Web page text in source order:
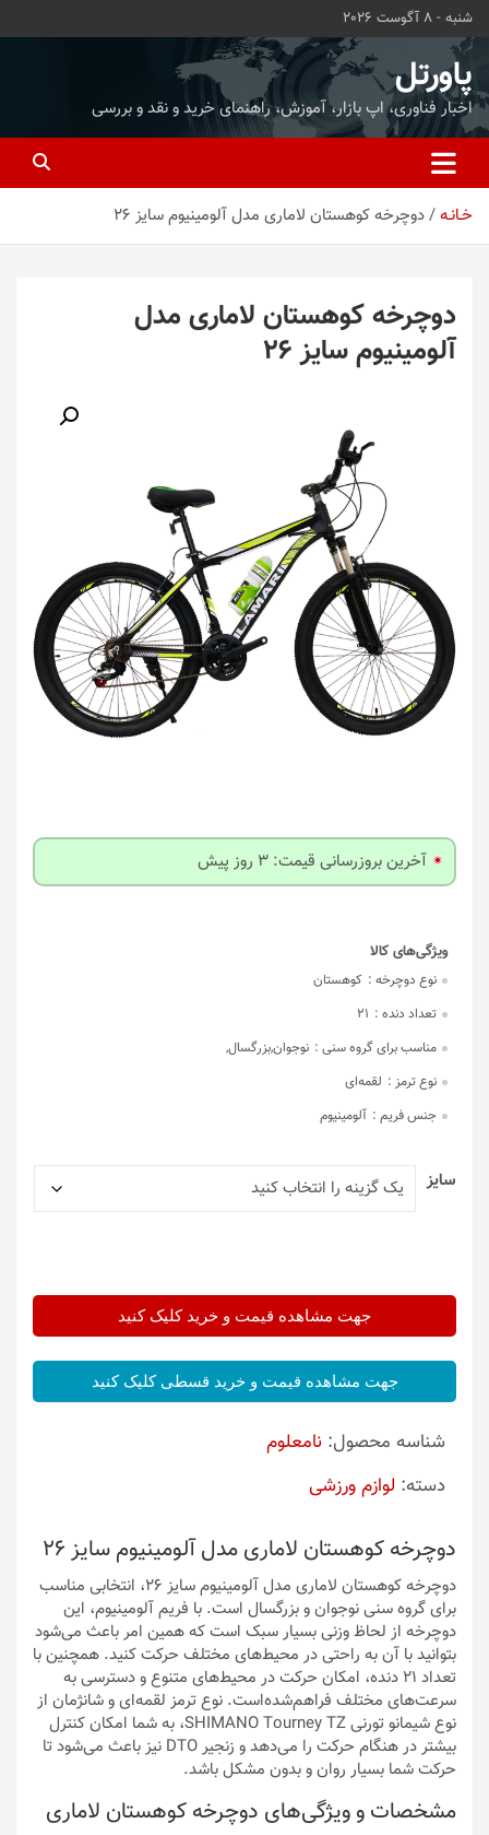
محتوا
بروید
شنبه - 8 آگوست 2026
پاورتل
اخبار فناوری، اپ بازار، آموزش، راهنمای خرید و نقد و بررسی
خـانـه دوچرخه کوهستان لاماری مدل آلومینیوم سایز 26
دوچرخه کوهستان لاماری مدل
آلومینیوم سایز 26
آخرین بروزرسانی قیمت: 3 روز پیش
نوع دوچرخه : کوهستان
تعداد دنده : 21
مناسب برای گروه سنی : نوجوان,بزرگسال,
نوع ترمز : لقمه‌ای
جنس فریم : آلومینیوم
سایز
جهت مشاهده قیمت و خرید کلیک کنید
جهت مشاهده قیمت و خرید قسطی کلیک کنید
شناسه محصول: نامعلوم
دسته: لوازم ورزشی
دوچرخه کوهستان لاماری مدل آلومینیوم سایز 26
دوچرخه کوهستان لاماری مدل آلومینیوم سایز 26، انتخابی مناسب
برای گروه سنی نوجوان و بزرگسال است. با فریم آلومینیوم، این
دوچرخه از لحاظ وزنی بسیار سبک است که همین امر باعث می‌شود
بتوانید با آن به راحتی در محیط‌های مختلف حرکت کنید. همچنین با
تعداد ۲۱ دنده، امکان حرکت در محیط‌های متنوع و دسترسی به
سرعت‌های مختلف فراهم‌شده‌است. نوع ترمز لقمه‌ای و شانژمان از
نوع شیمانو تورنی SHIMANO Tourney TZ، به شما امکان کنترل
بیشتر در هنگام حرکت را می‌دهد و زنجیر DTO نیز باعث می‌شود تا
حرکت شما بسیار روان و بدون مشکل باشد.
مشخصات و ویژگی‌های دوچرخه کوهستان لاماری